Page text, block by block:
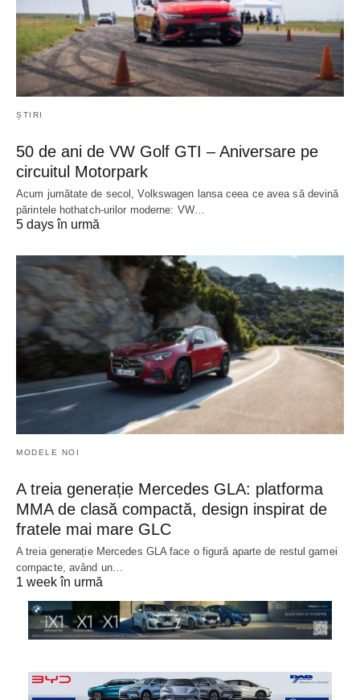
ȘTIRI
50 de ani de VW Golf GTI – Aniversare pe
circuitul Motorpark
Acum jumătate de secol, Volkswagen lansa ceea ce avea să devină
părintele hothatch-urilor moderne: VW…
5 days în urmă
MODELE NOI
A treia generație Mercedes GLA: platforma
MMA de clasă compactă, design inspirat de
fratele mai mare GLC
A treia generație Mercedes GLA face o figură aparte de restul gamei
compacte, având un…
1 week în urmă